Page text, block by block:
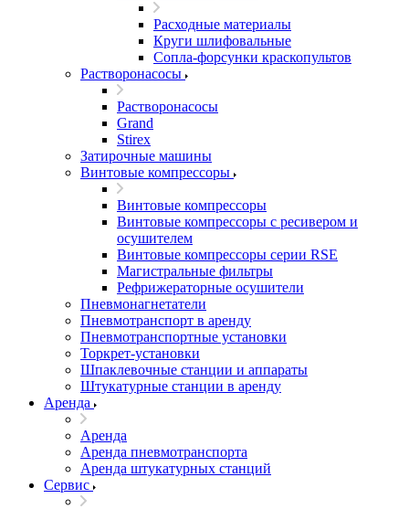
Расходные материалы
Круги шлифовальные
Сопла-форсунки краскопультов
Растворонасосы
Растворонасосы
Grand
Stirex
Затирочные машины
Винтовые компрессоры
Винтовые компрессоры
Винтовые компрессоры с ресивером и
осушителем
Винтовые компрессоры серии RSE
Магистральные фильтры
Рефрижераторные осушители
Пневмонагнетатели
Пневмотранспорт в аренду
Пневмотранспортные установки
Торкрет-установки
Шпаклевочные станции и аппараты
Штукатурные станции в аренду
Аренда
Аренда
Аренда пневмотранспорта
Аренда штукатурных станций
Сервис